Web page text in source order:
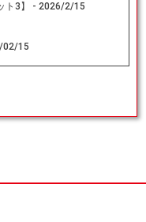
ト3】 - 2026/2/15
02/15